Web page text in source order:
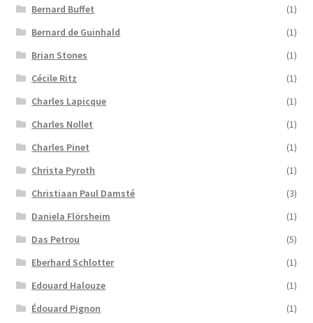
Bernard Buffet
(1)
Bernard de Guinhald
(1)
Brian Stones
(1)
Cécile Ritz
(1)
Charles Lapicque
(1)
Charles Nollet
(1)
Charles Pinet
(1)
Christa Pyroth
(1)
Christiaan Paul Damsté
(3)
Daniela Flörsheim
(1)
Das Petrou
(5)
Eberhard Schlotter
(1)
Edouard Halouze
(1)
Édouard Pignon
(1)